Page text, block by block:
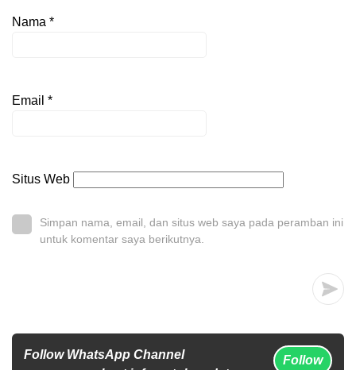
Nama *
Email *
Situs Web
Simpan nama, email, dan situs web saya pada peramban ini
untuk komentar saya berikutnya.
Follow WhatsApp Channel
Follow